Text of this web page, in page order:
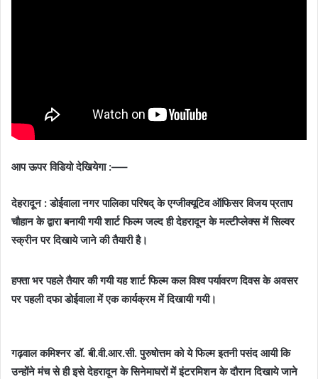
आप ऊपर विडियो देखियेगा :—–
देहरादून : डोईवाला नगर पालिका परिषद् के एग्जीक्यूटिव ऑफिसर विजय प्रताप
चौहान के द्वारा बनायी गयी शार्ट फिल्म जल्द ही देहरादून के मल्टीप्लेक्स में सिल्वर
स्क्रीन पर दिखाये जाने की तैयारी है।
हफ्ता भर पहले तैयार की गयी यह शार्ट फिल्म कल विश्व पर्यावरण दिवस के अवसर
पर पहली दफा डोईवाला में एक कार्यक्रम में दिखायी गयी।
गढ़वाल कमिश्नर डॉ. बी.वी.आर.सी. पुरुषोत्तम को ये फिल्म इतनी पसंद आयी कि
उन्होंने मंच से ही इसे देहरादून के सिनेमाघरों में इंटरमिशन के दौरान दिखाये जाने